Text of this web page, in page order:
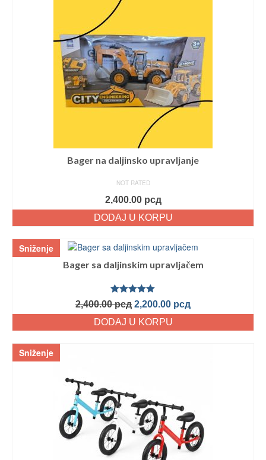
Bager na daljinsko upravljanje
NOT RATED
2,400.00 рсд
DODAJ U KORPU
Sniženje
Bager sa daljinskim upravljačem
Ocenjeno
sa5.00od
5
2,400.00рсд 2,200.00 рсд
DODAJ U KORPU
Sniženje